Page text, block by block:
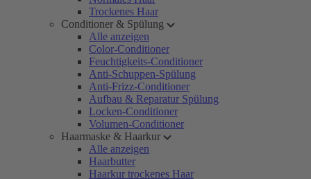
Trockenes Haar
Conditioner & Spülung
Alle anzeigen
Color-Conditioner
Feuchtigkeits-Conditioner
Anti-Schuppen-Spülung
Anti-Frizz-Conditioner
Aufbau & Reparatur Spülung
Locken-Conditioner
Volumen-Conditioner
Haarmaske & Haarkur
Alle anzeigen
Haarbutter
Haarkur trockenes Haar